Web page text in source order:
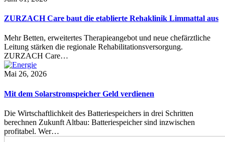
ZURZACH Care baut die etablierte Rehaklinik Limmattal aus
Mehr Betten, erweitertes Therapieangebot und neue chefärztliche
Leitung stärken die regionale Rehabilitationsversorgung.
ZURZACH Care…
Mai 26, 2026
Mit dem Solarstromspeicher Geld verdienen
Die Wirtschaftlichkeit des Batteriespeichers in drei Schritten
berechnen Zukunft Altbau: Batteriespeicher sind inzwischen
profitabel. Wer…